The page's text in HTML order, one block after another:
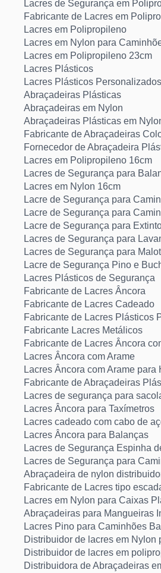
Lacres de Segurança em
Fabricante de Lacres em
Lacres em Polipropileno
Lacres em Nylon para
Lacres em Polipropileno 23cm
Lacres Plásticos
Lacres Plásticos Personalizados
Abraçadeiras Plásticas
Abraçadeiras em Nylon
Abraçadeiras Plásticas em
Fabricante de Abraçadeiras
Fornecedor de Abraçadeira
Lacres em Polipropileno 16cm
Lacres de Segurança para
Lacres em Nylon 16cm
Lacre de Segurança para
Lacre de Segurança para
Lacre de Segurança para
Lacres de Segurança para
Lacres de Segurança para
Lacre de Segurança Pino e
Lacres Plásticos de Segurança
Fabricante de Lacres Âncora
Fabricante de Lacres Cadeado
Fabricante de Lacres Plásticos
Fabricante Lacres Metálicos
Fabricante de Lacres Âncora
Lacres Âncora com Arame
Lacres Âncora com Arame para
Fabricante de Abraçadeiras
Lacres de segurança para
Lacres Âncora para Taxímetros
Lacres cadeado com cabo de
Lacres Âncora para Balanças
Lacres de Segurança Espinha
Lacres de Segurança para
Abraçadeira de nylon
Fabricante de Lacres tipo
Lacres em Nylon para Caixas
Abraçadeiras para Mangueiras
Lacres Pino para Caminhões
Distribuidor de lacres em Nylon
Distribuidor de lacres em
Distribuidora de Abraçadeiras